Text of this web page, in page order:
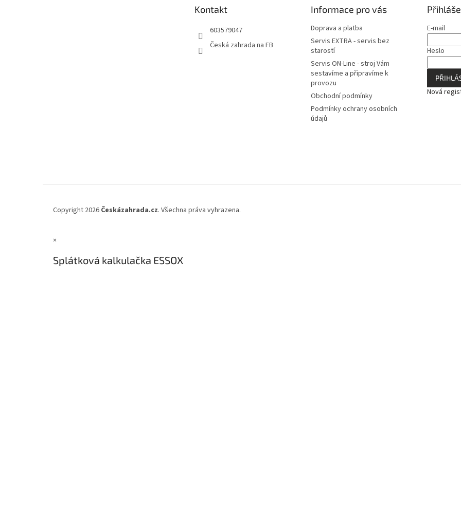
Kontakt
603579047
Česká zahrada na FB
Informace pro vás
Doprava a platba
Servis EXTRA - servis bez
starostí
Servis ON-Line - stroj Vám
sestavíme a připravíme k
provozu
Obchodní podmínky
Podmínky ochrany osobních
údajů
E-mail
Heslo
Nová
Copyright 2026 Českázahrada.cz. Všechna práva vyhrazena.
×
Splátková kalkulačka ESSOX